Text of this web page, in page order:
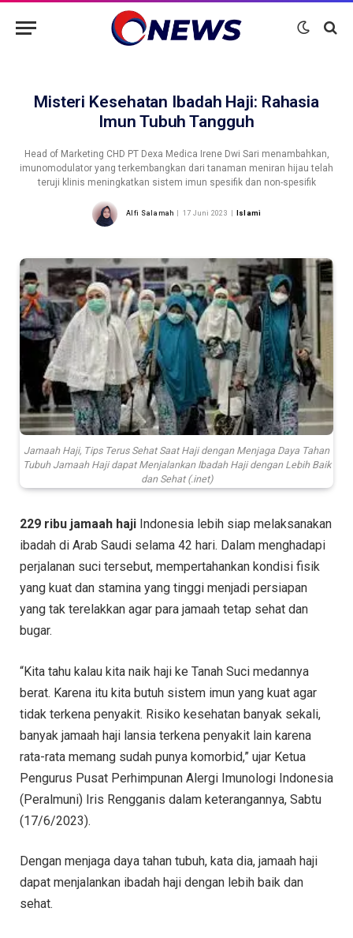
Misteri Kesehatan Ibadah Haji: Rahasia
Imun Tubuh Tangguh
Head of Marketing CHD PT Dexa Medica Irene Dwi Sari menambahkan,
imunomodulator yang terkembangkan dari tanaman meniran hijau telah
teruji klinis meningkatkan sistem imun spesifik dan non-spesifik
Alfi Salamah 17 Juni 2023 Islami
Jamaah Haji, Tips Terus Sehat Saat Haji dengan Menjaga Daya Tahan
Tubuh Jamaah Haji dapat Menjalankan Ibadah Haji dengan Lebih Baik
dan Sehat (.inet)
229 ribu jamaah haji Indonesia lebih siap melaksanakan
ibadah di Arab Saudi selama 42 hari. Dalam menghadapi
perjalanan suci tersebut, mempertahankan kondisi fisik
yang kuat dan stamina yang tinggi menjadi persiapan
yang tak terelakkan agar para jamaah tetap sehat dan
bugar.
“Kita tahu kalau kita naik haji ke Tanah Suci medannya
berat. Karena itu kita butuh sistem imun yang kuat agar
tidak terkena penyakit. Risiko kesehatan banyak sekali,
banyak jamaah haji lansia terkena penyakit lain karena
rata-rata memang sudah punya komorbid,” ujar Ketua
Pengurus Pusat Perhimpunan Alergi Imunologi Indonesia
(Peralmuni) Iris Rengganis dalam keterangannya, Sabtu
(17/6/2023).
Dengan menjaga daya tahan tubuh, kata dia, jamaah haji
dapat menjalankan ibadah haji dengan lebih baik dan
sehat.